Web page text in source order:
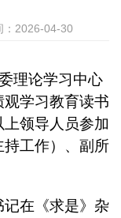
：2026-04-30
理论学习中心
学习教育读书
领导人员参加
工作）、副所
在《求是》杂